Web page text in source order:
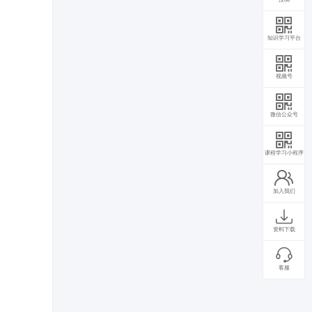
知识学习平台
视频号
微信公众号
课程学习小程序
加入我们
资料下载
客服